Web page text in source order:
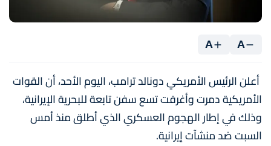
A
A
أعلن الرئيس الأمريكي دونالد ترامب، اليوم الأحد، أن القوات
الأمريكية دمرت وأغرقت تسع سفن تابعة للبحرية الإيرانية،
وذلك في إطار الهجوم العسكري الذي أطلق منذ أمس
السبت ضد منشآت إيرانية.